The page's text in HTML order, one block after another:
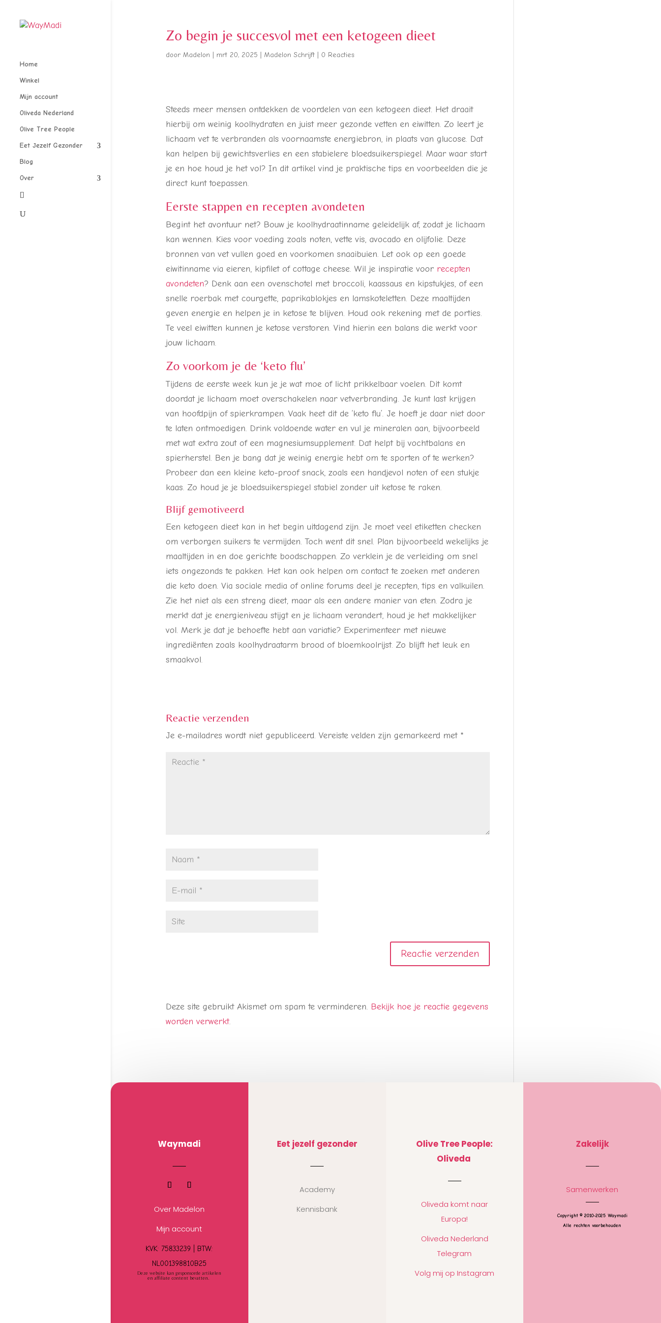
Home
Winkel
Mijn account
Oliveda Nederland
Olive Tree People
Eet Jezelf Gezonder
Blog
Over
Zo begin je succesvol met een ketogeen dieet
door Madelon mrt 20, 2025 Madelon Schrijft| 0 Reacties
Steeds meer mensen ontdekken de voordelen van een ketogeen dieet. Het draait
hierbij om weinig koolhydraten en juist meer gezonde vetten en eiwitten. Zo leert je
lichaam vet te verbranden als voornaamste energiebron, in plaats van glucose. Dat
kan helpen bij gewichtsverlies en een stabielere bloedsuikerspiegel. Maar waar start
je en hoe houd je het vol? In dit artikel vind je praktische tips en voorbeelden die je
direct kunt toepassen.
Eerste stappen en recepten avondeten
Begint het avontuur net? Bouw je koolhydraatinname geleidelijk af, zodat je lichaam
kan wennen. Kies voor voeding zoals noten, vette vis, avocado en olijfolie. Deze
bronnen van vet vullen goed en voorkomen snaaibuien. Let ook op een goede
eiwitinname via eieren, kipfilet of cottage cheese. Wil je inspiratie voor recepten
avondeten? Denk aan een ovenschotel met broccoli, kaassaus en kipstukjes, of een
snelle roerbak met courgette, paprikablokjes en lamskoteletten. Deze maaltijden
geven energie en helpen je in ketose te blijven. Houd ook rekening met de porties.
Te veel eiwitten kunnen je ketose verstoren. Vind hierin een balans die werkt voor
jouw lichaam.
Zo voorkom je de ‘keto flu’
Tijdens de eerste week kun je je wat moe of licht prikkelbaar voelen. Dit komt
doordat je lichaam moet overschakelen naar vetverbranding. Je kunt last krijgen
van hoofdpijn of spierkrampen. Vaak heet dit de ‘keto flu’. Je hoeft je daar niet door
te laten ontmoedigen. Drink voldoende water en vul je mineralen aan, bijvoorbeeld
met wat extra zout of een magnesiumsupplement. Dat helpt bij vochtbalans en
spierherstel. Ben je bang dat je weinig energie hebt om te sporten of te werken?
Probeer dan een kleine keto-proof snack, zoals een handjevol noten of een stukje
kaas. Zo houd je je bloedsuikerspiegel stabiel zonder uit ketose te raken.
Blijf gemotiveerd
Een ketogeen dieet kan in het begin uitdagend zijn. Je moet veel etiketten checken
om verborgen suikers te vermijden. Toch went dit snel. Plan bijvoorbeeld wekelijks je
maaltijden in en doe gerichte boodschappen. Zo verklein je de verleiding om snel
iets ongezonds te pakken. Het kan ook helpen om contact te zoeken met anderen
die keto doen. Via sociale media of online forums deel je recepten, tips en valkuilen.
Zie het niet als een streng dieet, maar als een andere manier van eten. Zodra je
merkt dat je energieniveau stijgt en je lichaam verandert, houd je het makkelijker
vol. Merk je dat je behoefte hebt aan variatie? Experimenteer met nieuwe
ingrediënten zoals koolhydraatarm brood of bloemkoolrijst. Zo blijft het leuk en
smaakvol.
Reactie verzenden
Je e-mailadres wordt niet gepubliceerd. Vereiste velden zijn gemarkeerd met *
Deze site gebruikt Akismet om spam te verminderen. Bekijk hoe je reactie gegevens
worden verwerkt.
Waymadi
Over Madelon
Mijn account
KVK: 75833239 | BTW:
NL001398810B25
Deze website kan gesponsorde artikelen
en affiliate content bevatten.
Eet jezelf gezonder
Academy
Kennisbank
Olive Tree People:
Oliveda
Oliveda komt naar
Europa!
Oliveda Nederland
Telegram
Volg mij op Instagram
Zakelijk
Samenwerken
Copyright © 2010-2025 Waymadi
Alle rechten voorbehouden